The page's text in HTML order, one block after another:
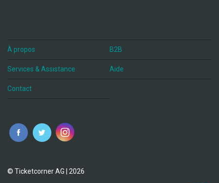
À propos B2B
Services & Assistance Aide
Contact
fr
© Ticketcorner AG | 2026